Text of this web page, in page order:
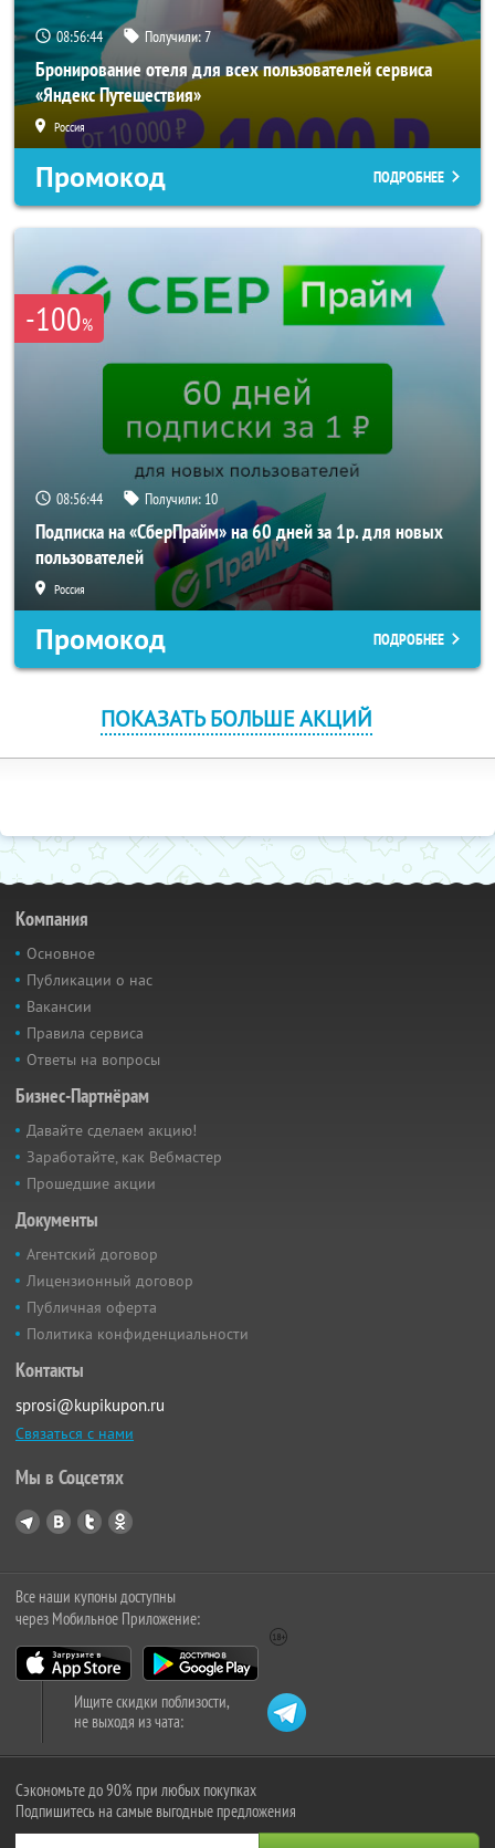
08:56:43 Получили:7
Бронирование отеля для всех пользователей сервиса
«Яндекс Путешествия»
Россия
Промокод ПОДРОБНЕЕ
-100%
08:56:43 Получили: 10
Подписка на «СберПрайм» на 60 дней за 1р. для новых
пользователей
Россия
Промокод ПОДРОБНЕЕ
ПОКАЗАТЬ БОЛЬШЕ АКЦИЙ
Компания
Основное
Публикации о нас
Вакансии
Правила сервиса
Ответы на вопросы
Бизнес-Партнёрам
Давайте сделаем акцию!
Заработайте, как Вебмастер
Прошедшие акции
Документы
Агентский договор
Лицензионный договор
Публичная оферта
Политика конфиденциальности
Контакты
sprosi@kupikupon.ru
Связаться с нами
Мы в Соцсетях
Все наши купоны доступны
через Мобильное Приложение:
Ищите скидки поблизости,
не выходя из чата:
Сэкономьте до 90% при любых покупках
Подпишитесь на самые выгодные предложения